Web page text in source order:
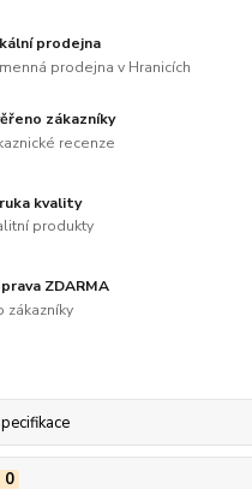
prodejna
prodejna v Hranicích
zákazníky
recenze
kvality
produkty
ZDARMA
zákazníky
0